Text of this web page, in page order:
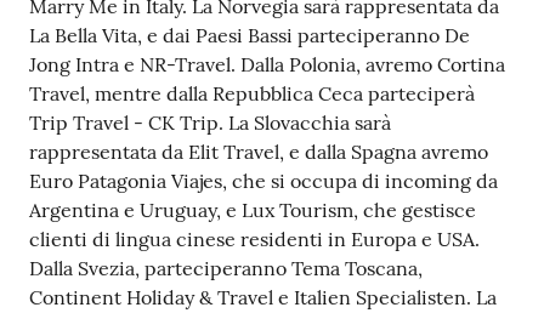
Marry Me in Italy. La Norvegia sarà rappresentata da
La Bella Vita, e dai Paesi Bassi parteciperanno De
Jong Intra e NR-Travel. Dalla Polonia, avremo Cortina
Travel, mentre dalla Repubblica Ceca parteciperà
Trip Travel - CK Trip. La Slovacchia sarà
rappresentata da Elit Travel, e dalla Spagna avremo
Euro Patagonia Viajes, che si occupa di incoming da
Argentina e Uruguay, e Lux Tourism, che gestisce
clienti di lingua cinese residenti in Europa e USA.
Dalla Svezia, parteciperanno Tema Toscana,
Continent Holiday & Travel e Italien Specialisten. La